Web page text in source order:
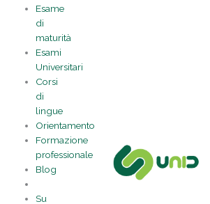
Esame
di
maturità
Esami
Universitari
Corsi
di
lingue
Orientamento
Formazione
professionale
Blog
Su